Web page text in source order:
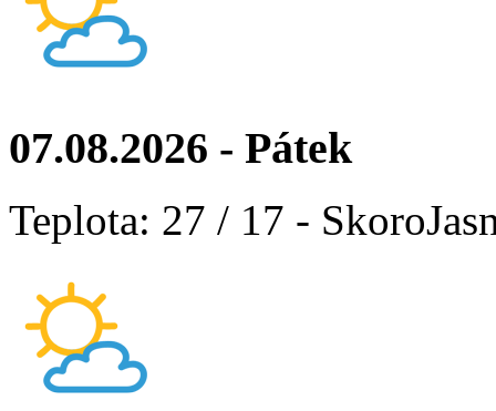
07.08.2026 - Pátek
Teplota: 27 / 17 -